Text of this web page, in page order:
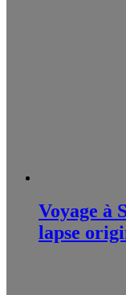
Voyage à
lapse